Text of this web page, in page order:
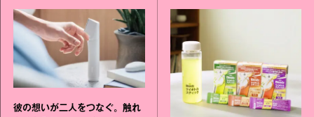
彼の想いが二人をつなぐ。触れ